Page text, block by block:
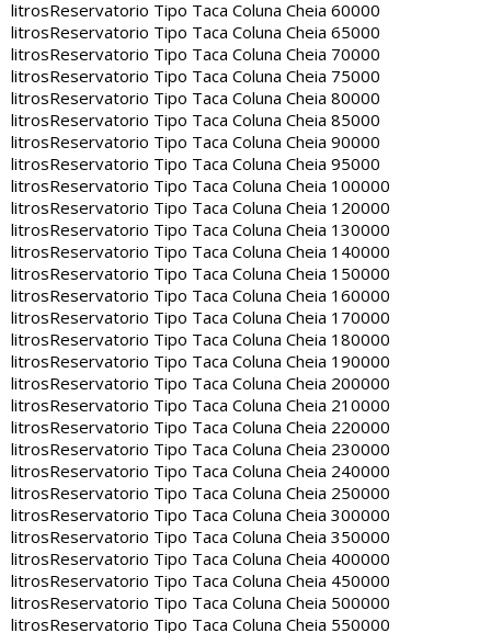
litrosReservatorio Tipo Taca Coluna Cheia 60000
litrosReservatorio Tipo Taca Coluna Cheia 65000
litrosReservatorio Tipo Taca Coluna Cheia 70000
litrosReservatorio Tipo Taca Coluna Cheia 75000
litrosReservatorio Tipo Taca Coluna Cheia 80000
litrosReservatorio Tipo Taca Coluna Cheia 85000
litrosReservatorio Tipo Taca Coluna Cheia 90000
litrosReservatorio Tipo Taca Coluna Cheia 95000
litrosReservatorio Tipo Taca Coluna Cheia 100000
litrosReservatorio Tipo Taca Coluna Cheia 120000
litrosReservatorio Tipo Taca Coluna Cheia 130000
litrosReservatorio Tipo Taca Coluna Cheia 140000
litrosReservatorio Tipo Taca Coluna Cheia 150000
litrosReservatorio Tipo Taca Coluna Cheia 160000
litrosReservatorio Tipo Taca Coluna Cheia 170000
litrosReservatorio Tipo Taca Coluna Cheia 180000
litrosReservatorio Tipo Taca Coluna Cheia 190000
litrosReservatorio Tipo Taca Coluna Cheia 200000
litrosReservatorio Tipo Taca Coluna Cheia 210000
litrosReservatorio Tipo Taca Coluna Cheia 220000
litrosReservatorio Tipo Taca Coluna Cheia 230000
litrosReservatorio Tipo Taca Coluna Cheia 240000
litrosReservatorio Tipo Taca Coluna Cheia 250000
litrosReservatorio Tipo Taca Coluna Cheia 300000
litrosReservatorio Tipo Taca Coluna Cheia 350000
litrosReservatorio Tipo Taca Coluna Cheia 400000
litrosReservatorio Tipo Taca Coluna Cheia 450000
litrosReservatorio Tipo Taca Coluna Cheia 500000
litrosReservatorio Tipo Taca Coluna Cheia 550000